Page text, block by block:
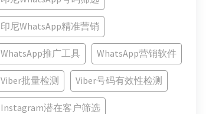
印尼WhatsApp精准营销
WhatsApp推广工具 WhatsApp营销软件
Viber批量检测 Viber号码有效性检测
Instagram潜在客户筛选